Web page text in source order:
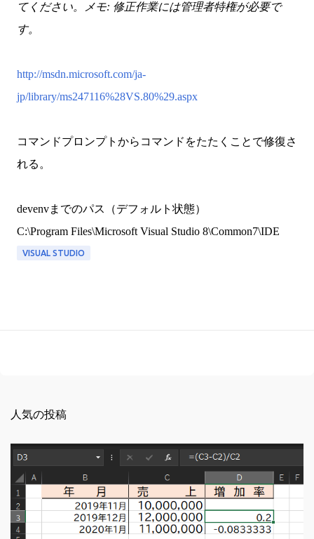
てください。メモ: 修正作業には管理者特権が必要で
す。
http://msdn.microsoft.com/ja-
jp/library/ms247116%28VS.80%29.aspx
コマンドプロンプトからコマンドをたたくことで修復さ
れる。
devenvまでのパス（デフォルト状態）
C:\Program Files\Microsoft Visual Studio 8\Common7\IDE
VISUAL STUDIO
人気の投稿